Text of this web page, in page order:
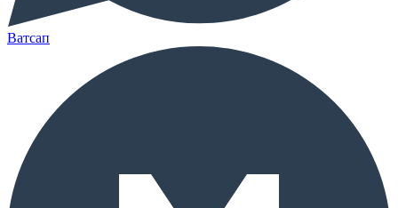
Ватсап